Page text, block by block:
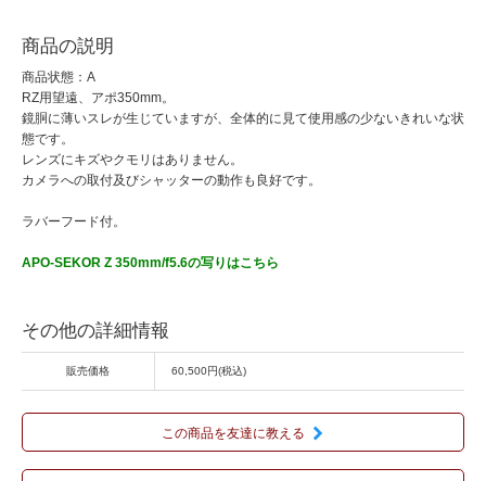
商品の説明
商品状態：A
RZ用望遠、アポ350mm。
鏡胴に薄いスレが生じていますが、全体的に見て使用感の少ないきれいな状
態です。
レンズにキズやクモリはありません。
カメラへの取付及びシャッターの動作も良好です。
ラバーフード付。
APO-SEKOR Z 350mm/f5.6の写りはこちら
その他の詳細情報
販売価格 60,500円(税込)
この商品を友達に教える